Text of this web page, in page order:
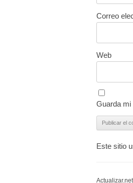
Correo
Web
Guarda mi
Este sitio